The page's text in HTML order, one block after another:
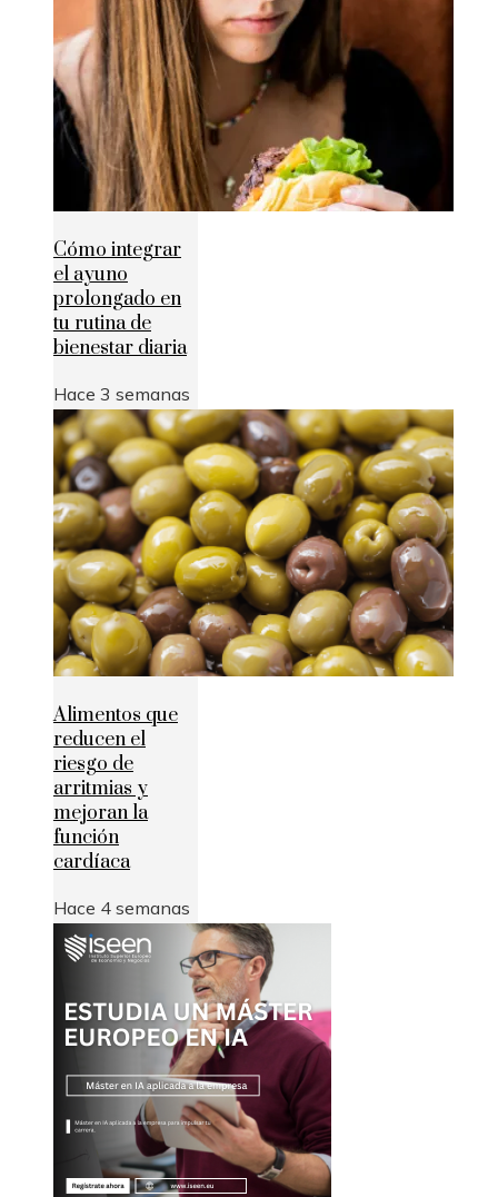
Cómo integrar
el ayuno
prolongado en
tu rutina de
bienestar diaria
Hace 3 semanas
Alimentos que
reducen el
riesgo de
arritmias y
mejoran la
función
cardíaca
Hace 4 semanas